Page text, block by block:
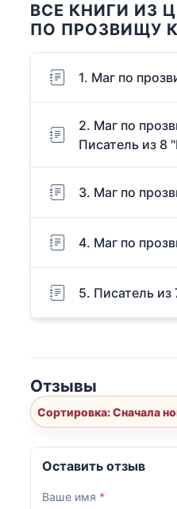
ВСЕ КНИГИ ИЗ
ПО ПРОЗВИЩУ
1. Маг по
2. Маг по
Писатель из 8
3. Маг по
4. Маг по
5. Писатель из
Отзывы
Сортировка:
Оставить отзыв
Ваше имя *